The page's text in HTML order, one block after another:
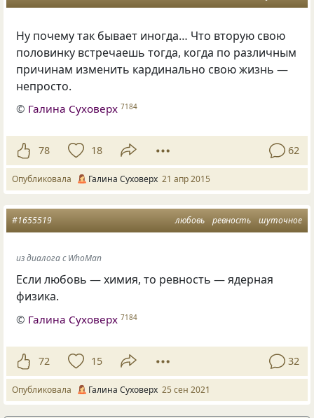
Ну почему так бывает иногда… Что вторую свою
половинку встречаешь тогда, когда по различным
причинам изменить кардинально свою жизнь —
непросто.
© Галина Суховерх 7184
78 18 62
Опубликовала Галина Суховерх 21 апр 2015
любовь ревность шуточное
#1655519
из диалога с WhoMan
Если любовь — химия, то ревность — ядерная
физика.
© Галина Суховерх 7184
72 15 32
Опубликовала Галина Суховерх 25 сен 2021